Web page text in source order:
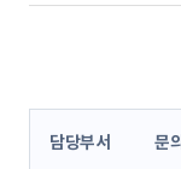
콘
담당부서 문